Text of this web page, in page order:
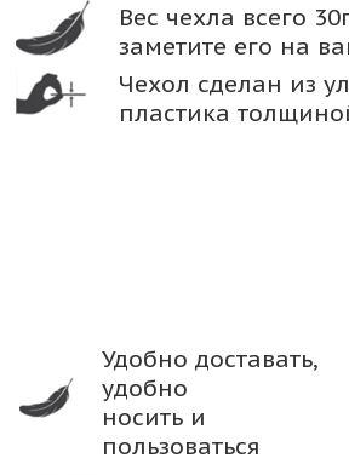
Вес чехла всего
заметите его на
Чехол сделан из
пластика
Удобно доставать,
удобно
носить и
пользоваться